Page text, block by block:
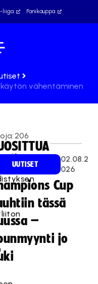
liiga Fanikauppa
vähentäminen
206
UUTISET
02.08.2
026
Cup
tässä
–
jo